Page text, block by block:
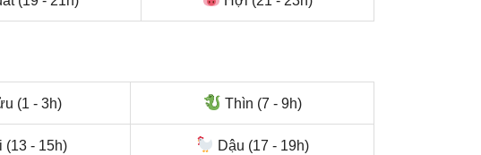
(1 - 3h) Thìn (7 - 9h)
(13 - 15h) Dậu (17 - 19h)